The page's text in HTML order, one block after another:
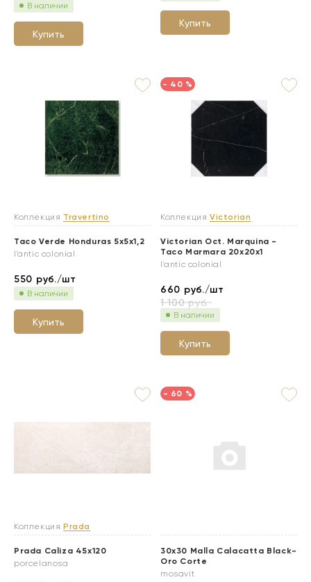
В наличии
Купить
Купить
Коллекция Travertino
Taco Verde Honduras 5x5x1,2
l'antic colonial
550 руб./шт
В наличии
Купить
- 40 %
Коллекция Victorian
Victorian Oct. Marquina -
Taco Marmara 20x20x1
l'antic colonial
660 руб./шт
1 100руб.
В наличии
Купить
Коллекция Prada
Prada Caliza 45x120
porcelanosa
- 60 %
30x30 Malla Calacatta Black-
Oro Corte
mosavit